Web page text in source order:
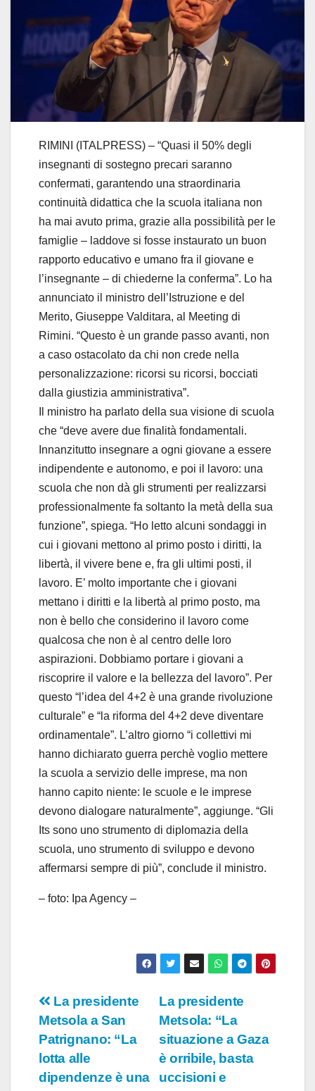
RIMINI (ITALPRESS) – “Quasi il 50% degli
insegnanti di sostegno precari saranno
confermati, garantendo una straordinaria
continuità didattica che la scuola italiana non
ha mai avuto prima, grazie alla possibilità per le
famiglie – laddove si fosse instaurato un buon
rapporto educativo e umano fra il giovane e
l’insegnante – di chiederne la conferma”. Lo ha
annunciato il ministro dell’Istruzione e del
Merito, Giuseppe Valditara, al Meeting di
Rimini. “Questo è un grande passo avanti, non
a caso ostacolato da chi non crede nella
personalizzazione: ricorsi su ricorsi, bocciati
dalla giustizia amministrativa”.
Il ministro ha parlato della sua visione di scuola
che “deve avere due finalità fondamentali.
Innanzitutto insegnare a ogni giovane a essere
indipendente e autonomo, e poi il lavoro: una
scuola che non dà gli strumenti per realizzarsi
professionalmente fa soltanto la metà della sua
funzione”, spiega. “Ho letto alcuni sondaggi in
cui i giovani mettono al primo posto i diritti, la
libertà, il vivere bene e, fra gli ultimi posti, il
lavoro. E’ molto importante che i giovani
mettano i diritti e la libertà al primo posto, ma
non è bello che considerino il lavoro come
qualcosa che non è al centro delle loro
aspirazioni. Dobbiamo portare i giovani a
riscoprire il valore e la bellezza del lavoro”. Per
questo “l’idea del 4+2 è una grande rivoluzione
culturale” e “la riforma del 4+2 deve diventare
ordinamentale”. L’altro giorno “i collettivi mi
hanno dichiarato guerra perchè voglio mettere
la scuola a servizio delle imprese, ma non
hanno capito niente: le scuole e le imprese
devono dialogare naturalmente”, aggiunge. “Gli
Its sono uno strumento di diplomazia della
scuola, uno strumento di sviluppo e devono
affermarsi sempre di più”, conclude il ministro.
– foto: Ipa Agency –
Navigazione
articoli
La presidente
Metsola: “La
situazione a Gaza
è orribile, basta
uccisioni e
La presidente
Metsola a San
Patrignano: “La
lotta alle
dipendenze è una